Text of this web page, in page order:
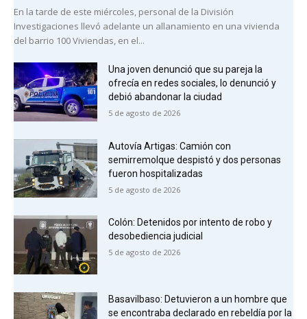
En la tarde de este miércoles, personal de la División
Investigaciones llevó adelante un allanamiento en una vivienda
del barrio 100 Viviendas, en el...
Una joven denunció que su pareja la
ofrecía en redes sociales, lo denunció y
debió abandonar la ciudad
5 de agosto de 2026
Autovía Artigas: Camión con
semirremolque despistó y dos personas
fueron hospitalizadas
5 de agosto de 2026
Colón: Detenidos por intento de robo y
desobediencia judicial
5 de agosto de 2026
Basavilbaso: Detuvieron a un hombre que
se encontraba declarado en rebeldía por la